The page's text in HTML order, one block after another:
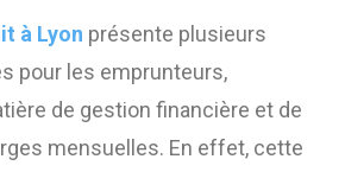
à Lyon présente plusieurs
pour les emprunteurs,
de gestion financière et de
mensuelles. En effet, cette